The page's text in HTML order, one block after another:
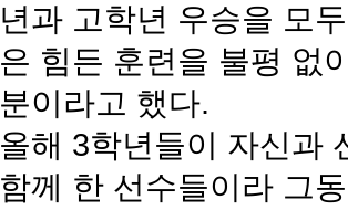
년과 고학년 우승을 모
은 힘든 훈련을 불평 없
분이라고 했다.
올해 3학년들이 자신과
함께 한 선수들이라 그